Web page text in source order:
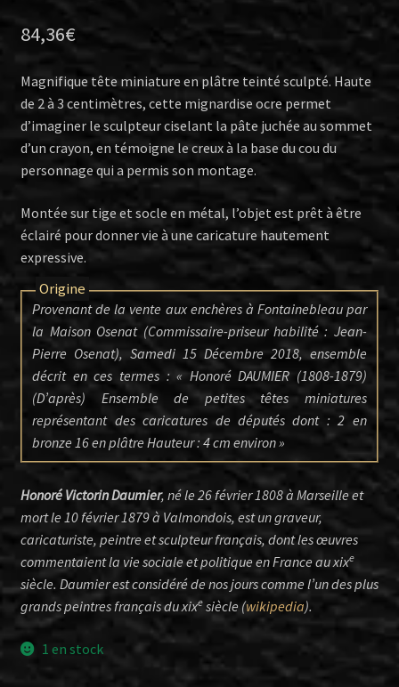
84,36€
Magnifique tête miniature en plâtre teinté sculpté. Haute
de 2 à 3 centimètres, cette mignardise ocre permet
d’imaginer le sculpteur ciselant la pâte juchée au sommet
d’un crayon, en témoigne le creux à la base du cou du
personnage qui a permis son montage.
Montée sur tige et socle en métal, l’objet est prêt à être
éclairé pour donner vie à une caricature hautement
expressive.
Origine
Provenant de la vente aux enchères à Fontainebleau par
la Maison Osenat (Commissaire-priseur habilité : Jean-
Pierre Osenat), Samedi 15 Décembre 2018, ensemble
décrit en ces termes : « Honoré DAUMIER (1808-1879)
(D’après) Ensemble de petites têtes miniatures
représentant des caricatures de députés dont : 2 en
bronze 16 en plâtre Hauteur : 4 cm environ»
Honoré Victorin Daumier, né le 26 février 1808 à Marseille et
mort le 10 février 1879 à Valmondois, est un graveur,
caricaturiste, peintre et sculpteur français, dont les œuvres
commentaient la vie sociale et politique en France au xixe
siècle. Daumier est considéré de nos jours comme l’un des plus
grands peintres français du xixesiècle (wikipedia).
1 en stock